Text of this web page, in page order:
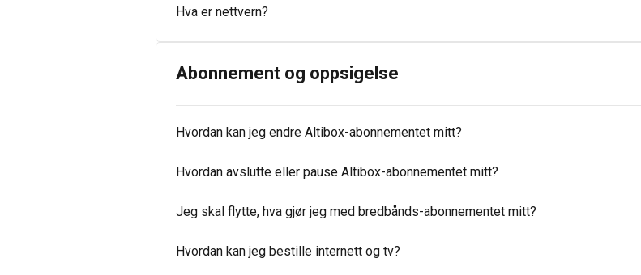
Hva er nettvern?
Abonnement og oppsigelse
Hvordan kan jeg endre Altibox-abonnementet mitt?
Hvordan avslutte eller pause Altibox-abonnementet mitt?
Jeg skal flytte, hva gjør jeg med bredbånds-abonnementet mitt?
Hvordan kan jeg bestille internett og tv?